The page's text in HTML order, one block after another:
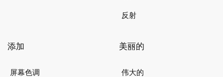
反射
添加
屏幕色调
美丽的
伟大的